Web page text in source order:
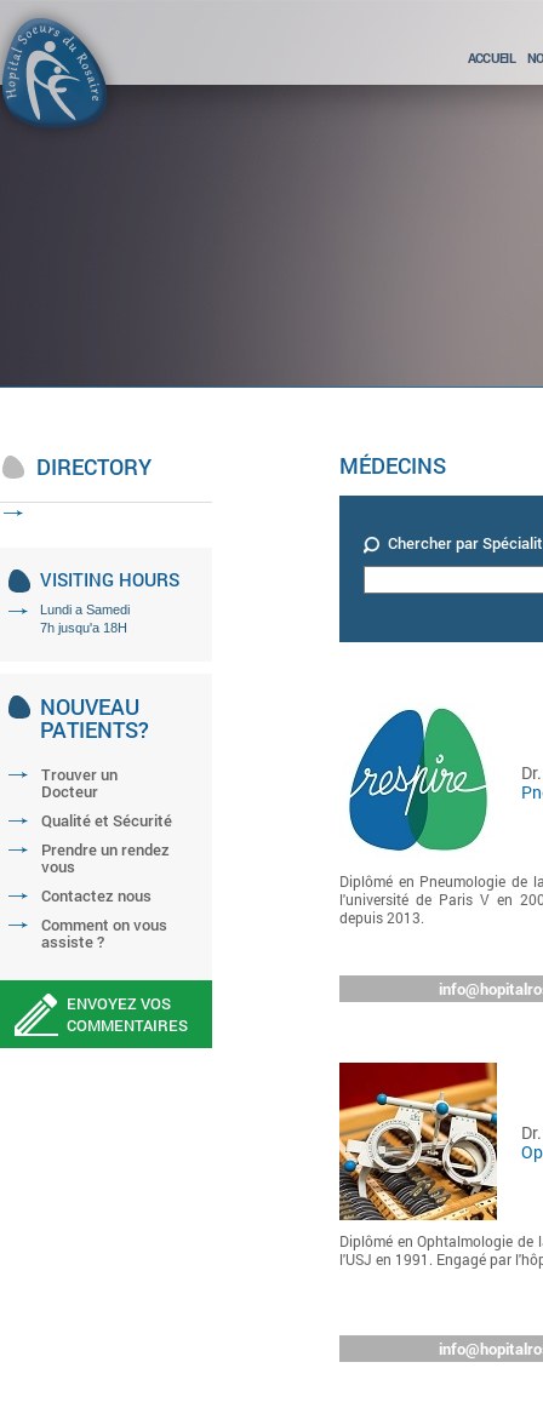
ACCUEIL
DIRECTORY
VISITING HOURS
Lundi a Samedi
7h jusqu'a 18H
NOUVEAU
PATIENTS?
Trouver un
Docteur
Qualité et Sécurité
Prendre un rendez
vous
Contactez nous
Comment on vous
assiste ?
ENVOYEZ VOS
COMMENTAIRES
MÉDECINS
Chercher par
Diplômé en Pneumologie de
l'université de Paris V en
depuis 2013.
Diplômé en Ophtalmologie de
l'USJ en 1991. Engagé par